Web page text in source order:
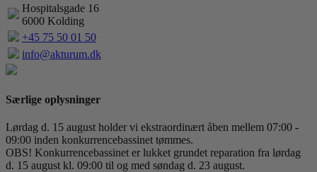
Hospitalsgade 16
6000 Kolding
+45 75 50 01 50
info@akturum.dk
Særlige oplysninger
Lørdag d. 15 august holder vi ekstraordinært åben mellem 07:00 -
09:00 inden konkurrencebassinet tømmes.
OBS! Konkurrencebassinet er lukket grundet reparation fra lørdag
d. 15 august kl. 09:00 til og med søndag d. 23 august.